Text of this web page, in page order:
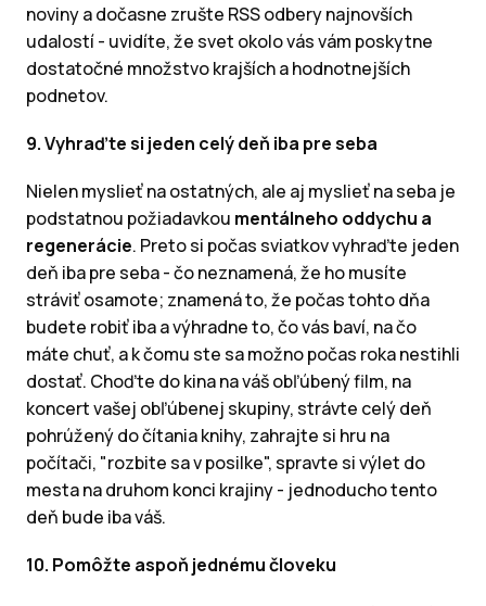
noviny a dočasne zrušte RSS odbery najnovších
udalostí - uvidíte, že svet okolo vás vám poskytne
dostatočné množstvo krajších a hodnotnejších
podnetov.
9. Vyhraďte si jeden celý deň iba pre seba
Nielen myslieť na ostatných, ale aj myslieť na seba je
podstatnou požiadavkou mentálneho oddychu a
regenerácie. Preto si počas sviatkov vyhraďte jeden
deň iba pre seba - čo neznamená, že ho musíte
stráviť osamote; znamená to, že počas tohto dňa
budete robiť iba a výhradne to, čo vás baví, na čo
máte chuť, a k čomu ste sa možno počas roka nestihli
dostať. Choďte do kina na váš obľúbený film, na
koncert vašej obľúbenej skupiny, strávte celý deň
pohrúžený do čítania knihy, zahrajte si hru na
počítači, "rozbite sa v posilke", spravte si výlet do
mesta na druhom konci krajiny - jednoducho tento
deň bude iba váš.
10. Pomôžte aspoň jednému človeku